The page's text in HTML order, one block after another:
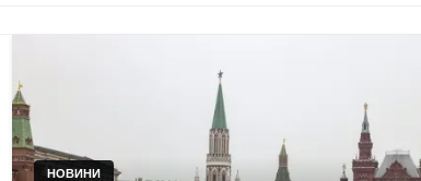
НОВИНИ